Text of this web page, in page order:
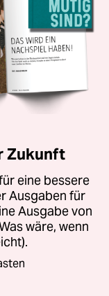
Zukunft
eine bessere
Ausgaben für
Ausgabe von
wäre, wenn